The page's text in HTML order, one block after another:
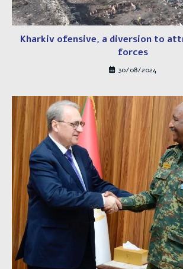
Kharkiv ofensive, a diversion to
forces
30/08/2024